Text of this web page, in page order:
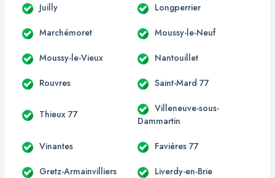
Juilly Longperrier
Marchémoret Moussy-le-Neuf
Moussy-le-Vieux Nantouillet
Rouvres Saint-Mard 77
Thieux 77
Villeneuve-sous-
Dammartin
Vinantes Favières 77
Gretz-Armainvilliers Liverdy-en-Brie